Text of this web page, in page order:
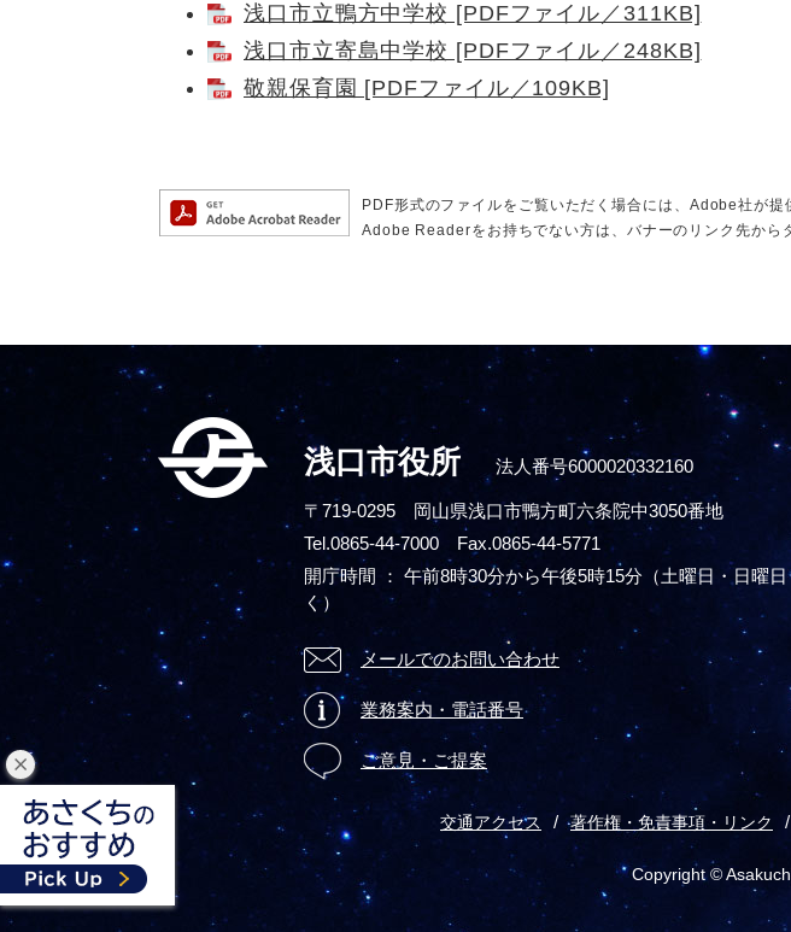
浅口市立鴨方中学校 [PDFファイル／311KB]
浅口市立寄島中学校 [PDFファイル／248KB]
敬親保育園 [PDFファイル／109KB]
PDF形式のファイルをご覧いただく場合には、Adobe社が
Adobe Readerをお持ちでない方は、バナーのリンク先から
浅口市役所 法人番号6000020332160
〒719-0295 岡山県浅口市鴨方町六条院中3050番地
Tel.0865-44-7000 Fax.0865-44-5771
開庁時間 ： 午前8時30分から午後5時15分 （土曜日・日曜
く）
メールでのお問い合わせ
業務案内・電話番号
ご意見・ご提案
交通アクセス 著作権・免責事項・リンク
Copyright ©
閉
じ
る